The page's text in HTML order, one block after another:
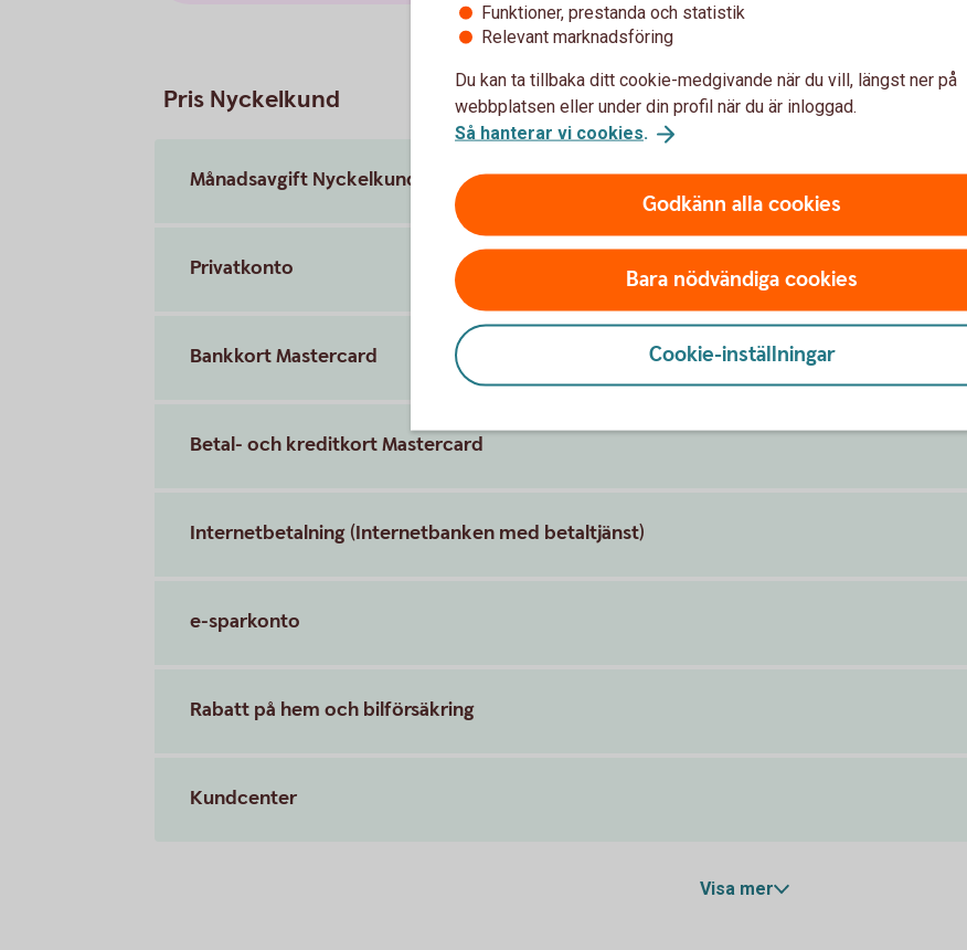
Pris Nyckelkund
Månadsavgift Nyckelkund
Privatkonto
Bankkort Mastercard
Betal- och kreditkort Mastercard
Internetbetalning (Internetbanken med betaltjänst)
e-sparkonto
Rabatt på hem och bilförsäkring
Kundcenter
Visa mer
Funktioner, prestanda och statistik
Relevant marknadsföring
Du kan ta tillbaka ditt cookie-medgivande när du vill, längst ner på
webbplatsen eller under din profil när du är inloggad.
Så hanterar vi cookies.
Godkänn alla cookies
Bara nödvändiga cookies
Cookie-inställningar